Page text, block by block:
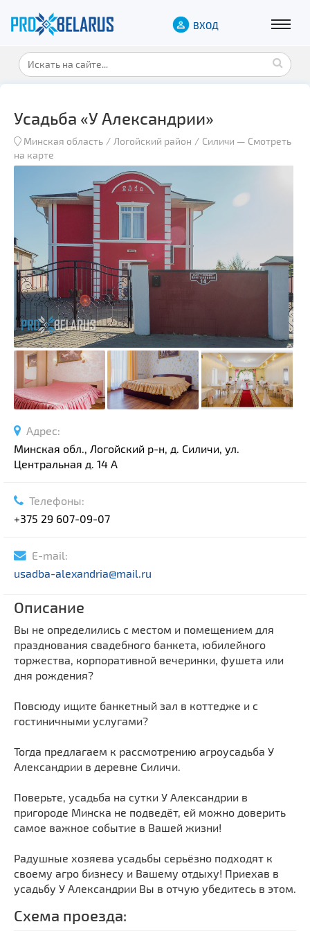
ВХОД
Усадьба «У Александрии»
Минская область Логойский район Силичи — Смотреть
на карте
Адрес:
Минская обл., Логойский р-н, д. Силичи, ул.
Центральная д. 14 А
Телефоны:
+375 29 607-09-07
E-mail:
usadba-alexandria@mail.ru
Описание
Вы не определились с местом и помещением для
празднования свадебного банкета, юбилейного
торжества, корпоративной вечеринки, фушета или
дня рождения?
Повсюду ищите банкетный зал в коттедже и с
гостиничными услугами?
Тогда предлагаем к рассмотрению агроусадьба У
Александрии в деревне Силичи.
Поверьте, усадьба на сутки У Александрии в
пригороде Минска не подведёт, ей можно доверить
самое важное событие в Вашей жизни!
Радушные хозяева усадьбы серьёзно подходят к
своему агро бизнесу и Вашему отдыху! Приехав в
усадьбу У Александрии Вы в отчую убедитесь в этом.
Схема проезда: